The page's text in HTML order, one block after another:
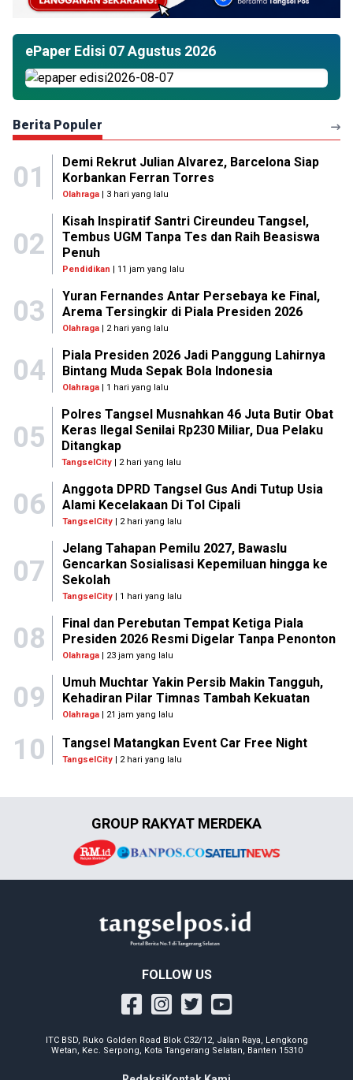
ePaper Edisi 07 Agustus 2026
Berita Populer
01
Demi Rekrut Julian Alvarez, Barcelona Siap
Korbankan Ferran Torres
Olahraga| 3 hari yang lalu
02
Kisah Inspiratif Santri Cireundeu Tangsel,
Tembus UGM Tanpa Tes dan Raih Beasiswa
Penuh
Pendidikan | 11 jam yang lalu
03
Yuran Fernandes Antar Persebaya ke Final,
Arema Tersingkir di Piala Presiden 2026
Olahraga| 2 hari yang lalu
04
Piala Presiden 2026 Jadi Panggung Lahirnya
Bintang Muda Sepak Bola Indonesia
Olahraga| 1 hari yang lalu
05
Polres Tangsel Musnahkan 46 Juta Butir Obat
Keras Ilegal Senilai Rp230 Miliar, Dua Pelaku
Ditangkap
TangselCity | 2 hari yang lalu
06
Anggota DPRD Tangsel Gus Andi Tutup Usia
Alami Kecelakaan Di Tol Cipali
TangselCity| 2 hari yang lalu
07
Jelang Tahapan Pemilu 2027, Bawaslu
Gencarkan Sosialisasi Kepemiluan hingga ke
Sekolah
TangselCity| 1 hari yang lalu
08
Final dan Perebutan Tempat Ketiga Piala
Presiden 2026 Resmi Digelar Tanpa Penonton
Olahraga| 23 jam yang lalu
09
Umuh Muchtar Yakin Persib Makin Tangguh,
Kehadiran Pilar Timnas Tambah Kekuatan
Olahraga| 21 jam yang lalu
10 Tangsel Matangkan Event Car Free Night
TangselCity | 2 hari yang lalu
GROUP RAKYAT MERDEKA
FOLLOW US
ITC BSD, Ruko Golden Road Blok C32/12, Jalan Raya, Lengkong
Wetan, Kec. Serpong, Kota Tangerang Selatan, Banten 15310